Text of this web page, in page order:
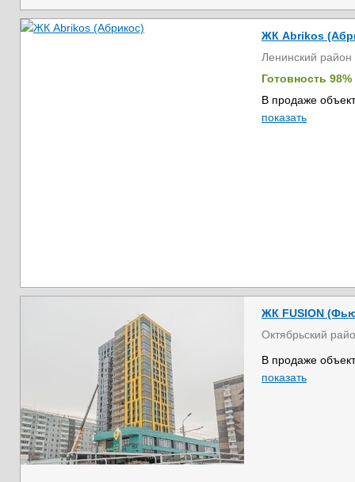
ЖК Abrikos
Ленинский район
Готовность 98%
В продаже
показать
ЖК FUSION
Октябрьский
В продаже
показать